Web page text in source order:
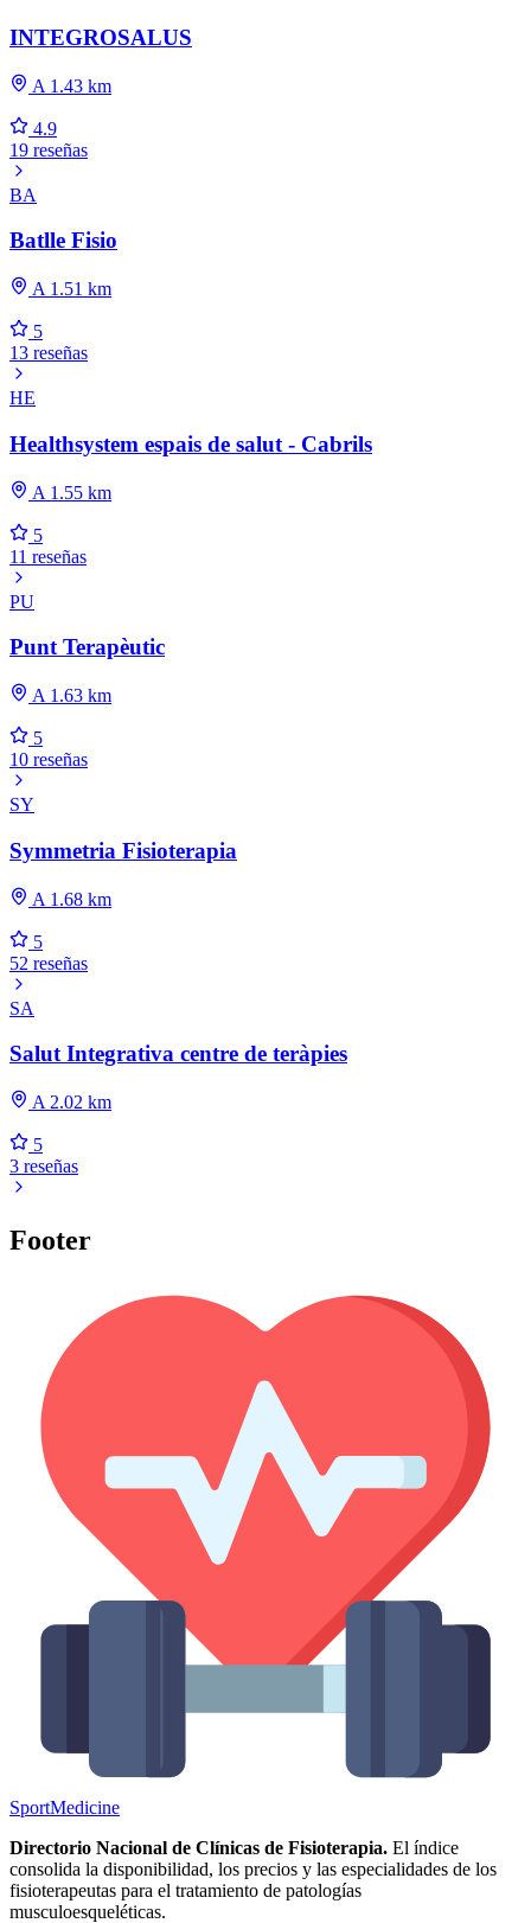
INTEGROSALUS
A 1.43 km
4.9
19 reseñas
BA
Batlle Fisio
A 1.51 km
5
13 reseñas
HE
Healthsystem espais de salut - Cabrils
A 1.55 km
5
11 reseñas
PU
Punt Terapèutic
A 1.63 km
5
10 reseñas
SY
Symmetria Fisioterapia
A 1.68 km
5
52 reseñas
SA
Salut Integrativa centre de teràpies
A 2.02 km
5
3 reseñas
Footer
SportMedicine
Directorio Nacional de Clínicas de Fisioterapia. El índice
consolida la disponibilidad, los precios y las especialidades de los
fisioterapeutas para el tratamiento de patologías
musculoesqueléticas.